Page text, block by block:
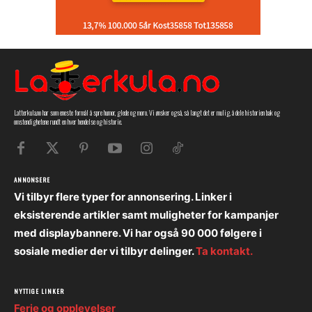
Latterkula.no har som eneste formål å spre humor, glede og moro. Vi ønsker også, så langt det er mulig, å dele historien bak og
omstendighetene rundt en hver hendelse og historie.
ANNONSERE
Vi tilbyr flere typer for annonsering. Linker i
eksisterende artikler samt muligheter for kampanjer
med displaybannere. Vi har også 90 000 følgere i
sosiale medier der vi tilbyr delinger.Ta kontakt.
NYTTIGE LINKER
Ferie og opplevelser